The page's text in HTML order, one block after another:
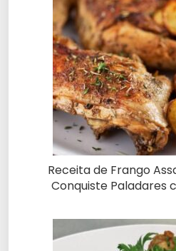
Receita de Frango
Conquiste Paladares